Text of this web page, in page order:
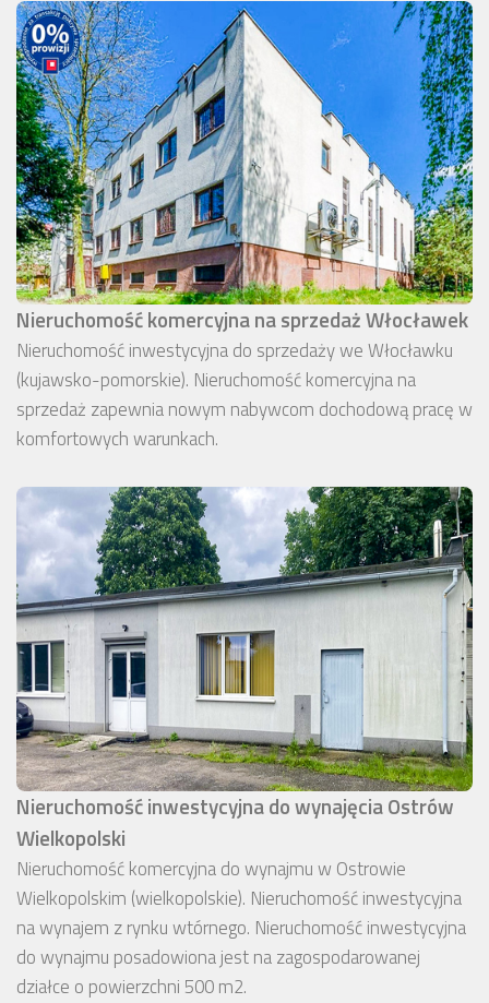
Nieruchomość komercyjna na sprzedaż Włocławek
Nieruchomość inwestycyjna do sprzedaży we Włocławku
(kujawsko-pomorskie). Nieruchomość komercyjna na
sprzedaż zapewnia nowym nabywcom dochodową pracę w
komfortowych warunkach.
Nieruchomość inwestycyjna do wynajęcia Ostrów
Wielkopolski
Nieruchomość komercyjna do wynajmu w Ostrowie
Wielkopolskim (wielkopolskie). Nieruchomość inwestycyjna
na wynajem z rynku wtórnego. Nieruchomość inwestycyjna
do wynajmu posadowiona jest na zagospodarowanej
działce o powierzchni 500 m2.